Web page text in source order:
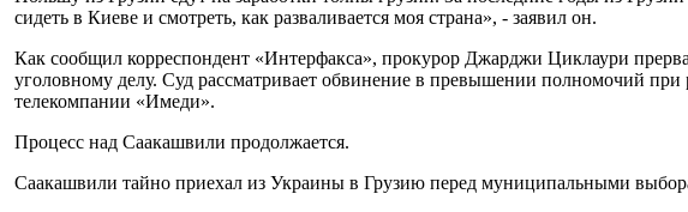
сидеть в Киеве и смотреть, как разваливается моя страна», - заявил он.
Как сообщил корреспондент «Интерфакса», прокурор Джарджи Циклаури
уголовному делу. Суд рассматривает обвинение в превышении полномочий
телекомпании «Имеди».
Процесс над Саакашвили продолжается.
Саакашвили тайно приехал из Украины в Грузию перед муниципальными